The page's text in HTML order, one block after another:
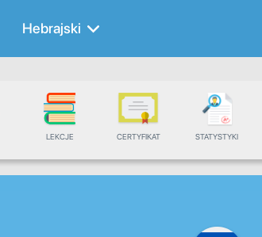
Hebrajski
LEKCJE CERTYFIKAT STATYSTYKI